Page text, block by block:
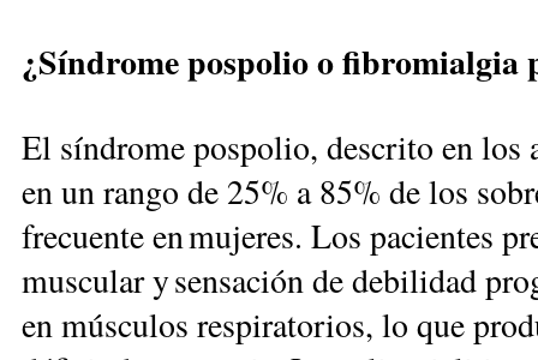
¿Síndrome pospolio o fibromialgia
El síndrome pospolio, descrito en los
en un rango de 25% a 85% de los
frecuente en mujeres. Los pacientes
muscular y sensación de debilidad
en músculos respiratorios, lo que